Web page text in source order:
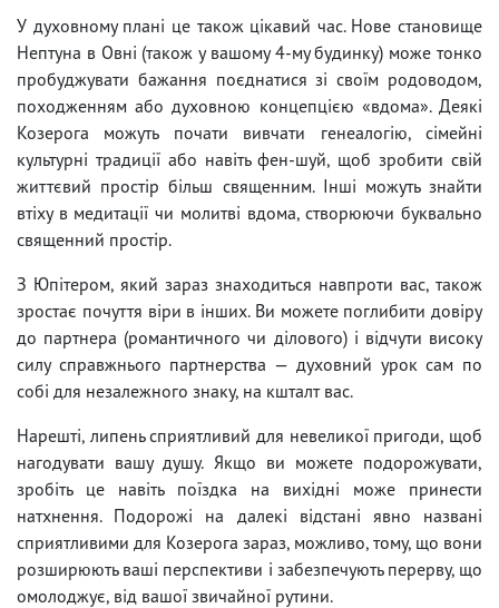
У духовному плані це також цікавий час. Нове становище
Нептуна в Овні (також у вашому 4-му будинку) може тонко
пробуджувати бажання поєднатися зі своїм родоводом,
походженням або духовною концепцією «вдома». Деякі
Козерога можуть почати вивчати генеалогію, сімейні
культурні традиції або навіть фен-шуй, щоб зробити свій
життєвий простір більш священним. Інші можуть знайти
втіху в медитації чи молитві вдома, створюючи буквально
священний простір.
З Юпітером, який зараз знаходиться навпроти вас, також
зростає почуття віри в інших. Ви можете поглибити довіру
до партнера (романтичного чи ділового) і відчути високу
силу справжнього партнерства — духовний урок сам по
собі для незалежного знаку, на кшталт вас.
Нарешті, липень сприятливий для невеликої пригоди, щоб
нагодувати вашу душу. Якщо ви можете подорожувати,
зробіть це навіть поїздка на вихідні може принести
натхнення. Подорожі на далекі відстані явно названі
сприятливими для Козерога зараз, можливо, тому, що вони
розширюють ваші перспективи і забезпечують перерву, що
омолоджує, від вашої звичайної рутини.